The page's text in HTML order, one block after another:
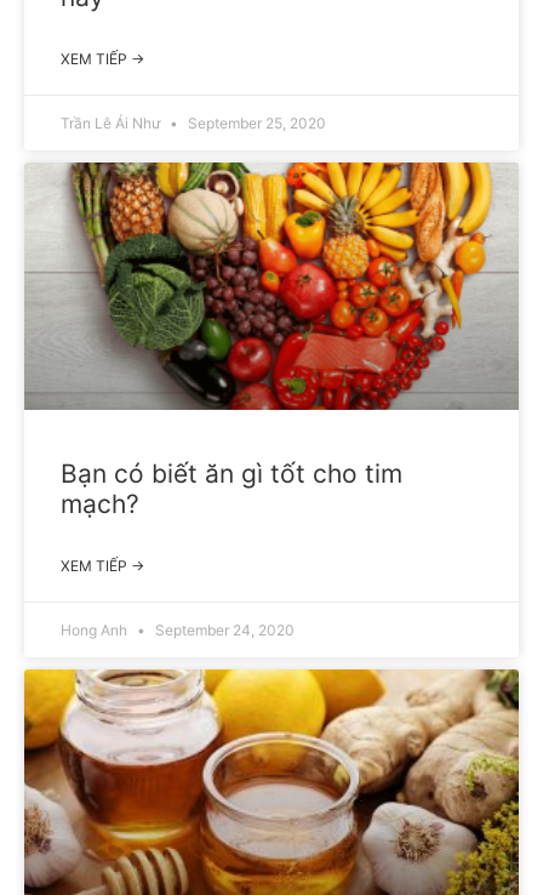
XEM TIẾP →
Trần Lê Ái Như September 25, 2020
Bạn có biết ăn gì tốt cho tim
mạch?
XEM TIẾP →
Hong Anh September 24, 2020